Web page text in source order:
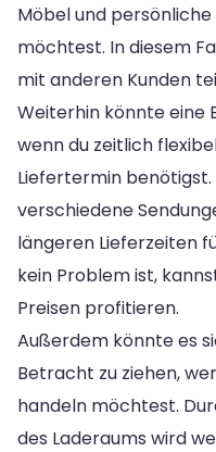
Möbel und
möchtest. In diesem
mit anderen Kunden
Weiterhin könnte eine
wenn du zeitlich
Liefertermin benötigst.
verschiedene
längeren Lieferzeiten
kein Problem ist,
Preisen profitieren.
Außerdem könnte es
Betracht zu ziehen,
handeln möchtest.
des Laderaums wird